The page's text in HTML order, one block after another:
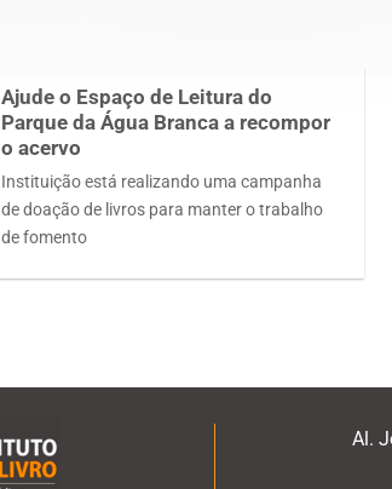
Ajude o Espaço de Leitura do
Parque da Água Branca a recompor
o acervo
Instituição está realizando uma campanha
de doação de livros para manter o trabalho
de fomento
Al.